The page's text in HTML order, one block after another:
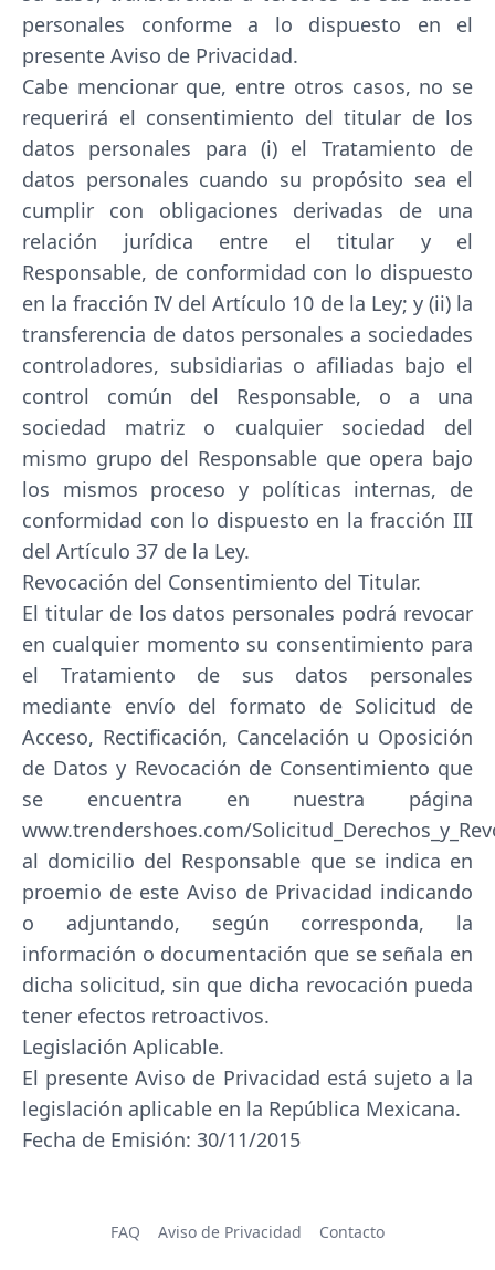
personales conforme a lo dispuesto en el
presente Aviso de Privacidad.
Cabe mencionar que, entre otros casos, no se
requerirá el consentimiento del titular de los
datos personales para (i) el Tratamiento de
datos personales cuando su propósito sea el
cumplir con obligaciones derivadas de una
relación jurídica entre el titular y el
Responsable, de conformidad con lo dispuesto
en la fracción IV del Artículo 10 de la Ley; y (ii) la
transferencia de datos personales a sociedades
controladores, subsidiarias o afiliadas bajo el
control común del Responsable, o a una
sociedad matriz o cualquier sociedad del
mismo grupo del Responsable que opera bajo
los mismos proceso y políticas internas, de
conformidad con lo dispuesto en la fracción III
del Artículo 37 de la Ley.
Revocación del Consentimiento del Titular.
El titular de los datos personales podrá revocar
en cualquier momento su consentimiento para
el Tratamiento de sus datos personales
mediante envío del formato de Solicitud de
Acceso, Rectificación, Cancelación u Oposición
de Datos y Revocación de Consentimiento que
se encuentra en nuestra página
www.trendershoes.com/
al domicilio del Responsable que se indica en
proemio de este Aviso de Privacidad indicando
o adjuntando, según corresponda, la
información o documentación que se señala en
dicha solicitud, sin que dicha revocación pueda
tener efectos retroactivos.
Legislación Aplicable.
El presente Aviso de Privacidad está sujeto a la
legislación aplicable en la República Mexicana.
Fecha de Emisión: 30/11/2015
FAQ Aviso de Privacidad Contacto